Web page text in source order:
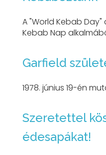
A "World Kebab Day"
Kebab Nap
Garfield
1978. június 19-én
Szeretettel
édesapákat!